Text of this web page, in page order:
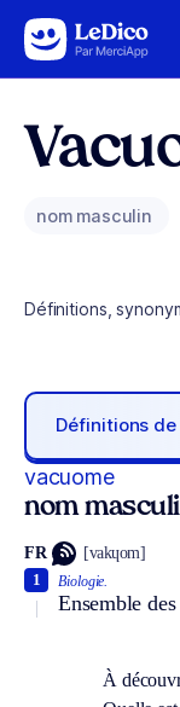
Aller au contenu
nom masculin
Définitions,
Définitions de
vacuome
nom
FR [vakɥom]
Biologie.
Ensemble
1
À